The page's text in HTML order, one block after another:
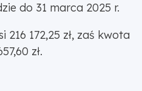
do 31 marca 2025 r.
172,25 zł, zaś kwota
zł.